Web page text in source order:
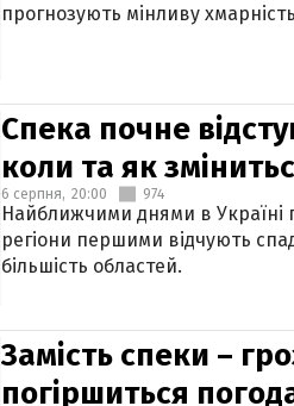
прогнозують мінливу
Спека почне
коли та як
6 серпня, 20:00 974
Найближчими днями в Україні
регіони першими відчують
більшість областей.
Замість спеки –
погіршиться